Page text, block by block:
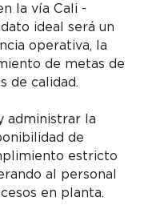
la vía Cali -
ideal será un
operativa, la
de metas de
de calidad.
administrar la
de
estricto
al personal
en planta.